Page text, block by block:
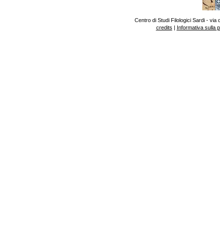
Centro di Studi Filologici Sardi - via
credits | Informativa sulla